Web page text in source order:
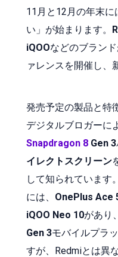
11月と12月の年末
い」が始まります。
iQOOなどのブラン
ァレンスを開催し、
発売予定の製品と特
デジタルブロガーに
Snapdragon 8 Gen 3
イレクトスクリーン
して知られています
には、 OnePlus Ace
iQOO Neo 10があり
Gen 3モバイルプラ
すが、Redmiとは異な